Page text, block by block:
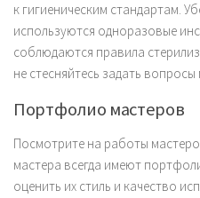
к гигиеническим стандартам.
используются одноразовые
соблюдаются правила
не стесняйтесь задать вопросы
Портфолио мастеров
Посмотрите на работы
мастера всегда имеют
оценить их стиль и качество